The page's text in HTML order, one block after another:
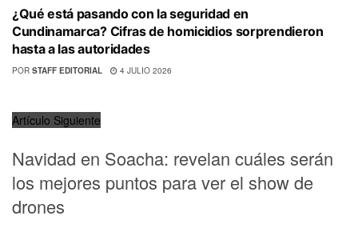
¿Qué está pasando con la seguridad en
Cundinamarca? Cifras de homicidios sorprendieron
hasta a las autoridades
POR STAFF EDITORIAL 4 JULIO 2026
Artículo Siguiente
Navidad en Soacha: revelan cuáles serán
los mejores puntos para ver el show de
drones